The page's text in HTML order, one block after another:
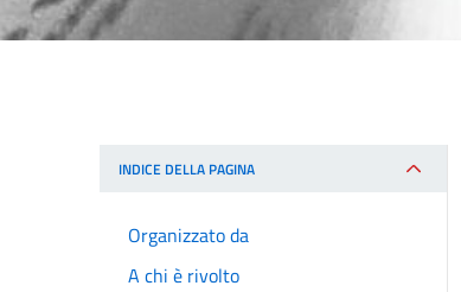
INDICE DELLA PAGINA
Organizzato da
A chi è rivolto